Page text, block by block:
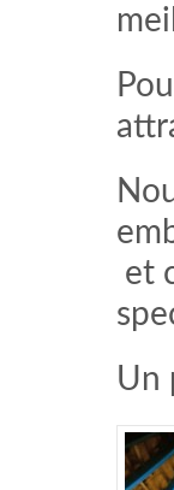
et
Un